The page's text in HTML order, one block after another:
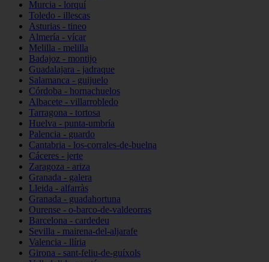
Murcia - lorquí
Toledo - illescas
Asturias - tineo
Almería - vícar
Melilla - melilla
Badajoz - montijo
Guadalajara - jadraque
Salamanca - guijuelo
Córdoba - hornachuelos
Albacete - villarrobledo
Tarragona - tortosa
Huelva - punta-umbría
Palencia - guardo
Cantabria - los-corrales-de-buelna
Cáceres - jerte
Zaragoza - ariza
Granada - galera
Lleida - alfarràs
Granada - guadahortuna
Ourense - o-barco-de-valdeorras
Barcelona - cardedeu
Sevilla - mairena-del-aljarafe
Valencia - llíria
Girona - sant-feliu-de-guíxols